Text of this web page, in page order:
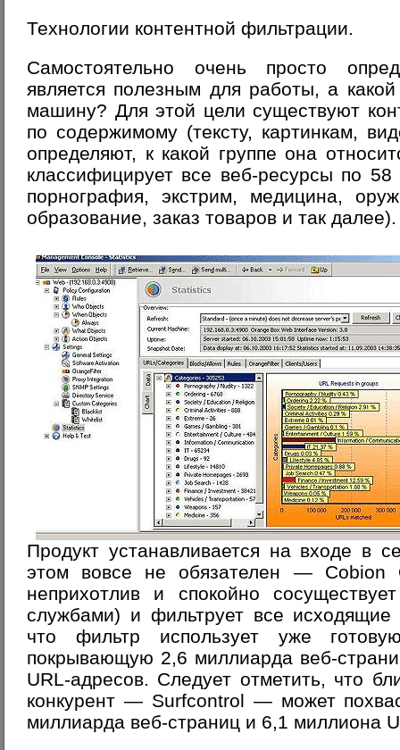
Технологии контентной фильтрации.
Самостоятельно очень просто
является полезным для работы, а
машину? Для этой цели существуют
по содержимому (тексту, картинкам,
определяют, к какой группе она
классифицирует все веб-ресурсы по 58
порнография, экстрим, медицина,
образование, заказ товаров и так далее).
Продукт устанавливается на входе в
этом вовсе не обязателен — Cobion
неприхотлив и спокойно
службами) и фильтрует все
что фильтр использует уже
покрывающую 2,6 миллиарда веб-
URL-адресов. Следует отметить, что
конкурент — Surfcontrol — может
миллиарда веб-страниц и 6,1 миллиона